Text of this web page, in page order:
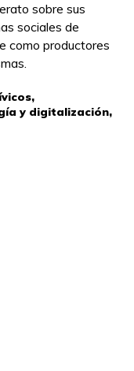
sobre sus
sociales de
como productores
y digitalización,